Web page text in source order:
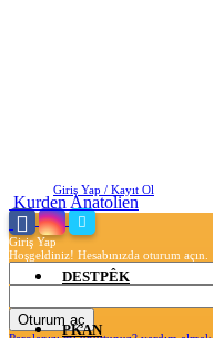
Giriş Yap / Kayıt Ol
Giriş Yap
Hoşgeldiniz! Hesabınızda oturum açın.
Kurden Anatolien
DESTPÊK
PKAN